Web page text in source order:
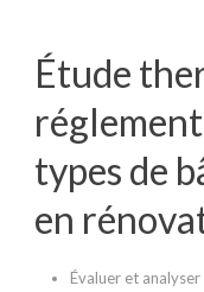
Étude
types de
en
Évaluer et